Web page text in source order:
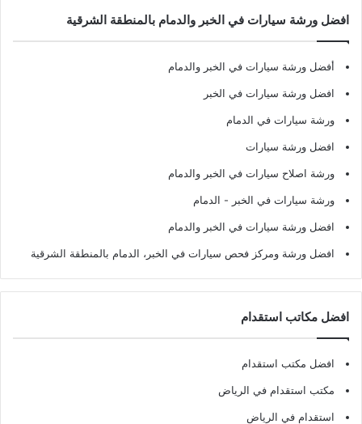
افضل ورشة سيارات في الخبر والدمام بالمنطقة الشرقية
أفضل ورشة سيارات في الخبر والدمام
افضل ورشة سيارات في الخبر
ورشة سيارات في الدمام
افضل ورشة سيارات
ورشة اصلاح سيارات في الخبر والدمام
ورشة سيارات في الخبر - الدمام
افضل ورشة سيارات في الخبر والدمام
افضل ورشة ومركز فحص سيارات في الخبر، الدمام بالمنطقة الشرقية
افضل مكاتب استقدام
افضل مكتب استقدام
مكتب استقدام في الرياض
استقدام في الرياض